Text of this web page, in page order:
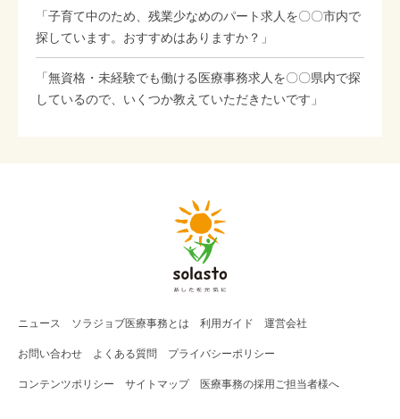
「子育て中のため、残業少なめのパート求人を〇〇市内で
探しています。おすすめはありますか？」
「無資格・未経験でも働ける医療事務求人を〇〇県内で探
しているので、いくつか教えていただきたいです」
ニュース ソラジョブ医療事務 とは 利用ガイド 運営会社
お問い合わせ よくある質問 プライバシーポリシー
コンテンツポリシー サイトマップ 医療事務の採用ご担当者様へ